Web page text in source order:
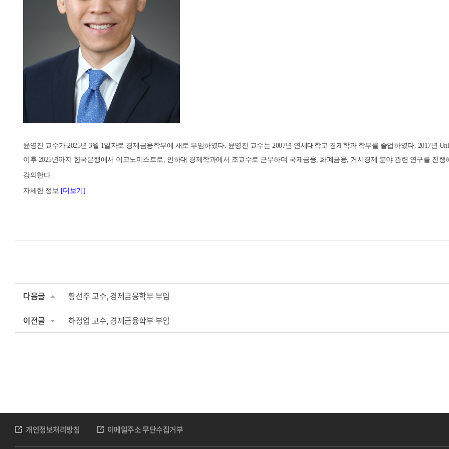
윤영진 교수가2025년 3월 1일자로 경제금융학부에 새로 부임하였다. 윤영진 교수는 2007년 연세대학교 경제학과 학부를 졸업하였다. 2017년
이후 2025년까지 한국은행에서 이코노미스트로, 인하대 경제학과에서 조교수로 근무하며 국제금융, 화폐금융, 거시경제 분야 관련 연구를 진행
강의한다.
자세한 정보 [더보기]
다음글 황선주 교수, 경제금융학부 부임
이전글 하정엽 교수, 경제금융학부 부임
개인정보처리방침 이메일주소 무단수집거부